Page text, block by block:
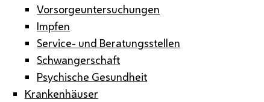
Vorsorgeuntersuchungen
Impfen
Service- und Beratungsstellen
Schwangerschaft
Psychische Gesundheit
Krankenhäuser